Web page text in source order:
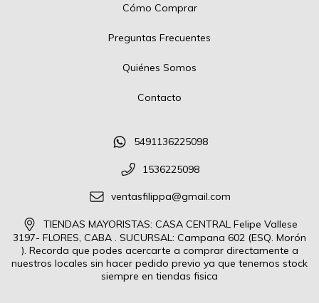
Cómo Comprar
Preguntas Frecuentes
Quiénes Somos
Contacto
5491136225098
1536225098
ventasfilippa@gmail.com
TIENDAS MAYORISTAS: CASA CENTRAL Felipe Vallese
3197- FLORES, CABA . SUCURSAL: Campana 602 (ESQ. Morón
). Recorda que podes acercarte a comprar directamente a
nuestros locales sin hacer pedido previo ya que tenemos stock
siempre en tiendas fisica